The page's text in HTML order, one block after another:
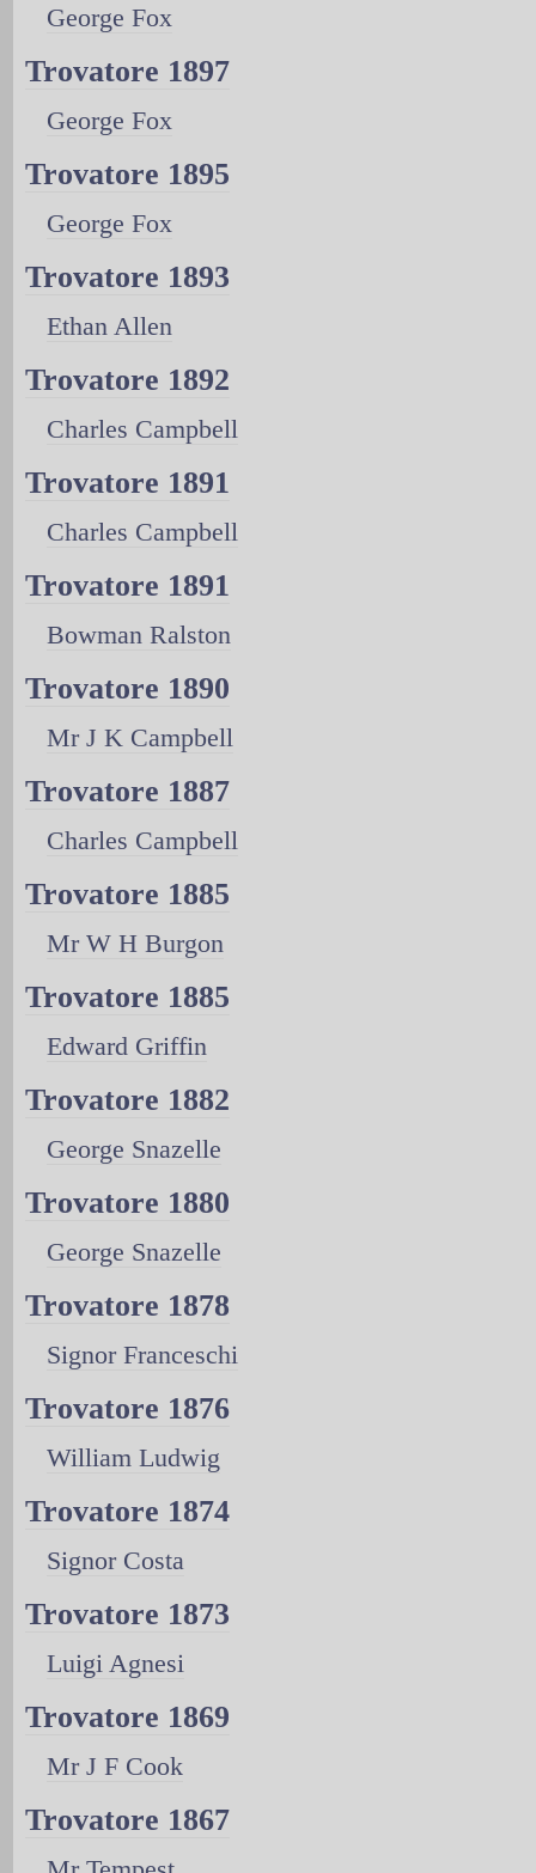
George Fox
Trovatore 1897
George Fox
Trovatore 1895
George Fox
Trovatore 1893
Ethan Allen
Trovatore 1892
Charles Campbell
Trovatore 1891
Charles Campbell
Trovatore 1891
Bowman Ralston
Trovatore 1890
Mr J K Campbell
Trovatore 1887
Charles Campbell
Trovatore 1885
Mr W H Burgon
Trovatore 1885
Edward Griffin
Trovatore 1882
George Snazelle
Trovatore 1880
George Snazelle
Trovatore 1878
Signor Franceschi
Trovatore 1876
William Ludwig
Trovatore 1874
Signor Costa
Trovatore 1873
Luigi Agnesi
Trovatore 1869
Mr J F Cook
Trovatore 1867